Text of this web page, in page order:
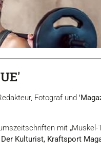
Fotograf und
mit
Kulturist, Kraftsport